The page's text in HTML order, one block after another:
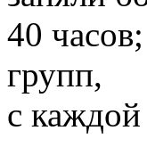
40
групп,
с